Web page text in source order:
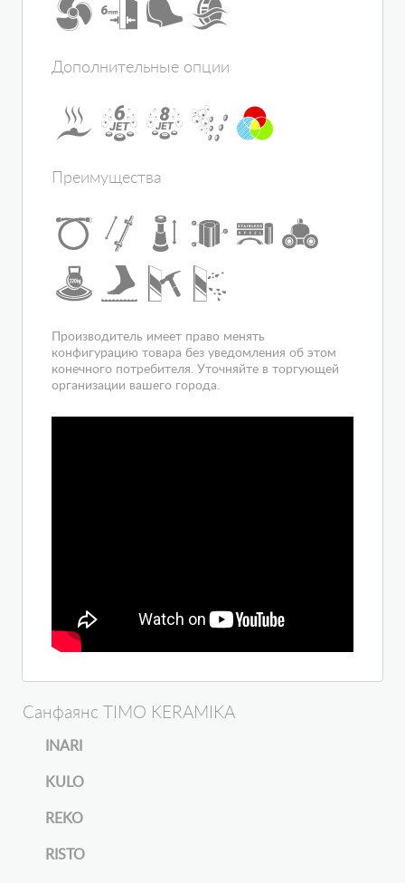
Подголовник
Гидромассаж в основании
Количество секций дверей
2
Зона гидромассажа
гидромассаж
Наличие крыши
Ориентация
универсальная
Расположение
Вход
Дополнительные опции
Преимущества
Производитель имеет право менять
конфигурацию товара без уведомления об этом
конечного потребителя. Уточняйте в торгующей
организации вашего города.
Санфаянс TIMO KERAMIKA
INARI
KULO
REKO
RISTO